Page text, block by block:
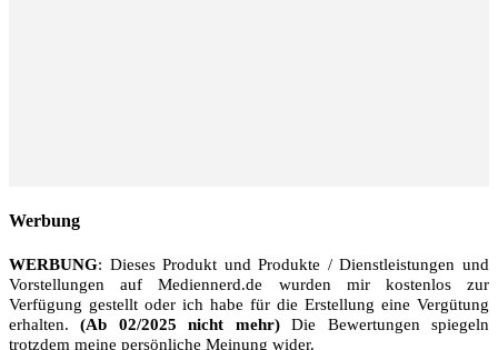
Werbung
WERBUNG: Dieses Produkt und Produkte / Dienstleistungen und
Vorstellungen auf Mediennerd.de wurden mir kostenlos zur
Verfügung gestellt oder ich habe für die Erstellung eine Vergütung
erhalten.(Ab 02/2025 nicht mehr)Die Bewertungen spiegeln
trotzdem meine persönliche Meinung wider.